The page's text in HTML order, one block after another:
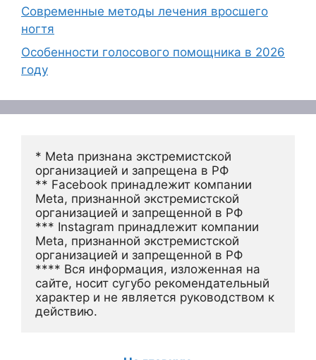
Современные методы лечения вросшего
ногтя
Особенности голосового помощника в 2026
году
* Meta признана экстремистской
организацией и запрещена в РФ
** Facebook принадлежит компании
Meta, признанной экстремистской
организацией и запрещенной в РФ
*** Instagram принадлежит компании
Meta, признанной экстремистской
организацией и запрещенной в РФ
**** Вся информация, изложенная на
сайте, носит сугубо рекомендательный
характер и не является руководством к
действию.